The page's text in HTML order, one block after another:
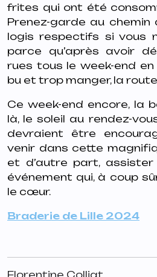
frites qui ont été
Prenez-garde au
logis respectifs si vous
parce qu’après avoir
rues tous le week-end
bu et trop manger, la
Ce week-end encore, la
là, le soleil au rendez-
devraient être
venir dans cette
et d’autre part,
événement qui, à coup
le cœur.
Braderie de Lille 2024